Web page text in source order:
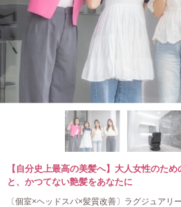
【自分史上最高の美髪へ】大人女性のた
と、かつてない艶髪をあなたに
〔個室×ヘッドスパ×髪質改善〕ラグジュアリ